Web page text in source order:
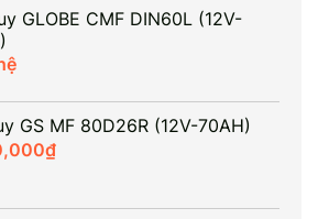
GLOBE CMF DIN60L (12V-
GS MF 80D26R (12V-70AH)
₫